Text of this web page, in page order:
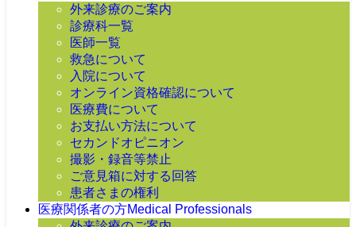
外来診療のご案内
診療科一覧
医師一覧
救急について
入院について
オンライン資格確認について
医療費について
お支払い方法について
セカンドオピニオン
撮影・録音等禁止
ご意見箱に対する回答
患者さまの権利
医療関係者の方Medical Professionals